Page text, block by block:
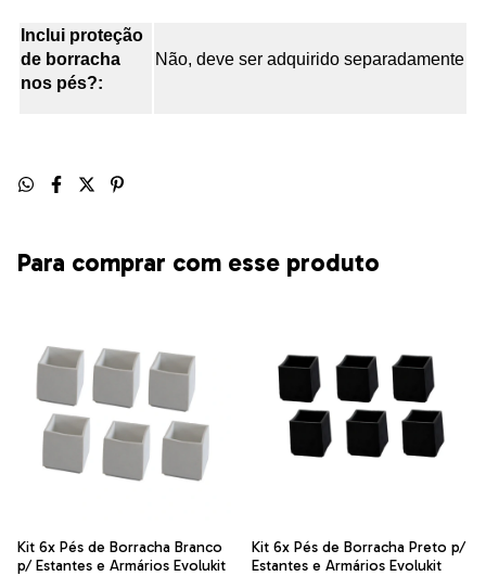
Inclui proteção
de borracha
nos pés?:
Não, deve ser adquirido separadamente
Para comprar com esse produto
Kit 6x Pés de Borracha Branco
p/ Estantes e Armários Evolukit
Kit 6x Pés de Borracha Preto p/
Estantes e Armários Evolukit